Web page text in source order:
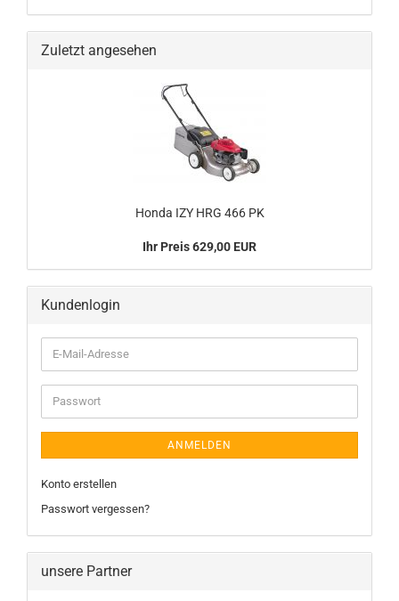
Zuletzt angesehen
Honda IZY HRG 466 PK
Ihr Preis 629,00 EUR
Kundenlogin
E-
Mail-
Adresse
Passwort
ANMELDEN
Konto erstellen
Passwort vergessen?
unsere Partner